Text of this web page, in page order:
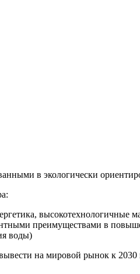
в экологически
высокотехнологичные
преимуществами в
воды)
на мировой рынок к